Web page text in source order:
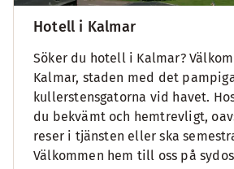
Hotell i Kalmar
Söker du hotell i Kalmar?
Kalmar, staden med det
kullerstensgatorna vid havet.
du bekvämt och hemtrevligt,
reser i tjänsten eller ska
Välkommen hem till oss på